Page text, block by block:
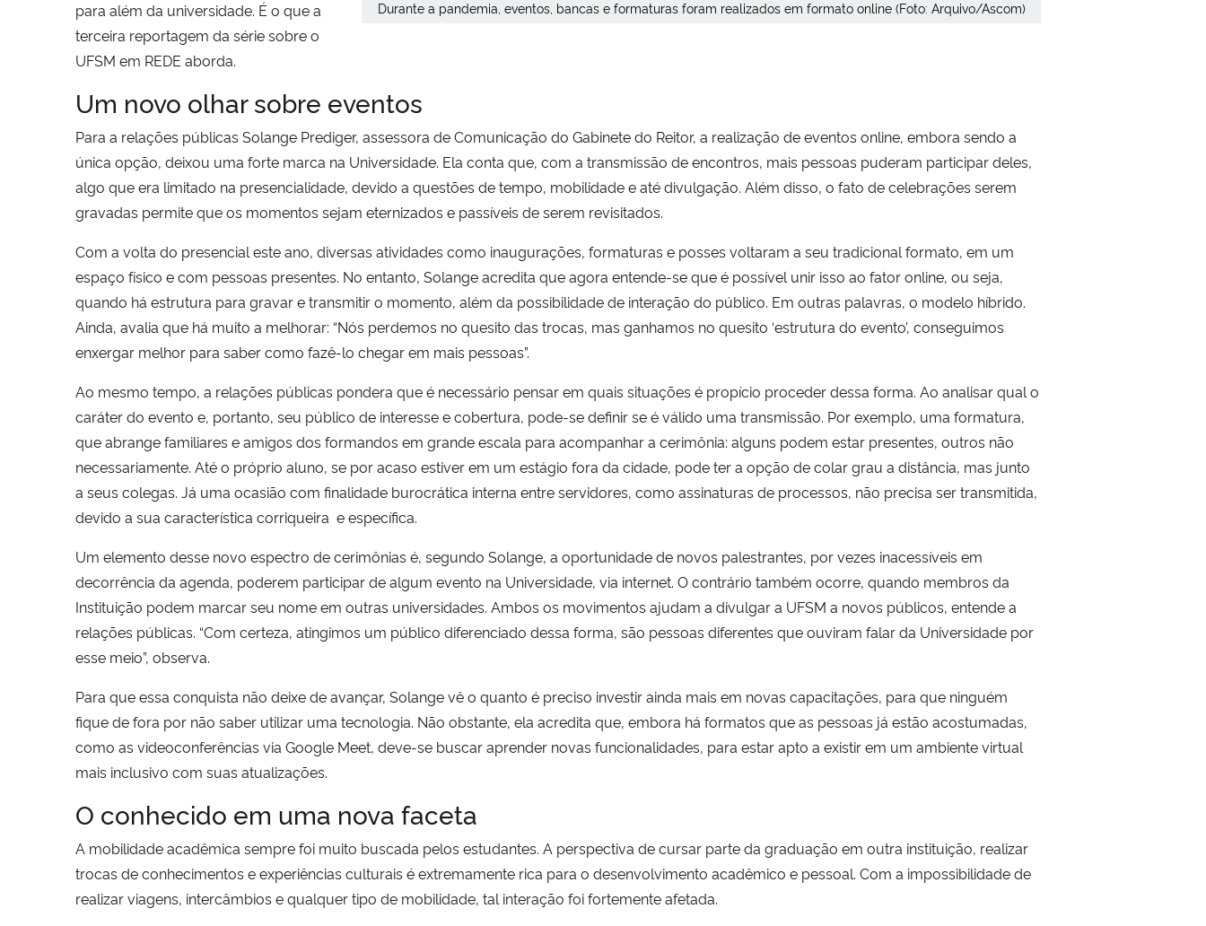
Durante a pandemia, eventos, bancas e formaturas foram realizados em formato online (Foto: Arquivo/Ascom)
para além da universidade. É o que a
terceira reportagem da série sobre o
UFSM em REDE aborda.
Um novo olhar sobre eventos
Para a relações públicas Solange Prediger, assessora de Comunicação do Gabinete do Reitor, a realização de eventos online, embora sendo a
única opção, deixou uma forte marca na Universidade. Ela conta que, com a transmissão de encontros, mais pessoas puderam participar deles,
algo que era limitado na presencialidade, devido a questões de tempo, mobilidade e até divulgação. Além disso, o fato de celebrações serem
gravadas permite que os momentos sejam eternizados e passíveis de serem revisitados.
Com a volta do presencial este ano, diversas atividades como inaugurações, formaturas e posses voltaram a seu tradicional formato, em um
espaço físico e com pessoas presentes. No entanto, Solange acredita que agora entende-se que é possível unir isso ao fator online, ou seja,
quando há estrutura para gravar e transmitir o momento, além da possibilidade de interação do público. Em outras palavras, o modelo híbrido.
Ainda, avalia que há muito a melhorar: “Nós perdemos no quesito das trocas, mas ganhamos no quesito ‘estrutura do evento’, conseguimos
enxergar melhor para saber como fazê-lo chegar em mais pessoas”.
Ao mesmo tempo, a relações públicas pondera que é necessário pensar em quais situações é propício proceder dessa forma. Ao analisar qual o
caráter do evento e, portanto, seu público de interesse e cobertura, pode-se definir se é válido uma transmissão. Por exemplo, uma formatura,
que abrange familiares e amigos dos formandos em grande escala para acompanhar a cerimônia: alguns podem estar presentes, outros não
necessariamente. Até o próprio aluno, se por acaso estiver em um estágio fora da cidade, pode ter a opção de colar grau a distância, mas junto
a seus colegas. Já uma ocasião com finalidade burocrática interna entre servidores, como assinaturas de processos, não precisa ser transmitida,
devido a sua característica corriqueira e específica.
Um elemento desse novo espectro de cerimônias é, segundo Solange, a oportunidade de novos palestrantes, por vezes inacessíveis em
decorrência da agenda, poderem participar de algum evento na Universidade, via internet. O contrário também ocorre, quando membros da
Instituição podem marcar seu nome em outras universidades. Ambos os movimentos ajudam a divulgar a UFSM a novos públicos, entende a
relações públicas. “Com certeza, atingimos um público diferenciado dessa forma, são pessoas diferentes que ouviram falar da Universidade por
esse meio”, observa.
Para que essa conquista não deixe de avançar, Solange vê o quanto é preciso investir ainda mais em novas capacitações, para que ninguém
fique de fora por não saber utilizar uma tecnologia. Não obstante, ela acredita que, embora há formatos que as pessoas já estão acostumadas,
como as videoconferências via Google Meet, deve-se buscar aprender novas funcionalidades, para estar apto a existir em um ambiente virtual
mais inclusivo com suas atualizações.
O conhecido em uma nova faceta
A mobilidade acadêmica sempre foi muito buscada pelos estudantes. A perspectiva de cursar parte da graduação em outra instituição, realizar
trocas de conhecimentos e experiências culturais é extremamente rica para o desenvolvimento acadêmico e pessoal. Com a impossibilidade de
realizar viagens, intercâmbios e qualquer tipo de mobilidade, tal interação foi fortemente afetada.